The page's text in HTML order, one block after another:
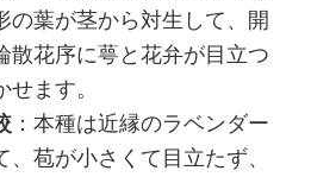
の葉が茎から対生して、開
散花序に萼と花弁が目立つ
せます。
：本種は近縁のラベンダー
、苞が小さくて目立たず、